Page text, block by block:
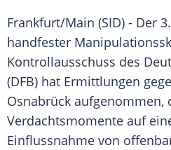
Frankfurt/Main (SID) - Der
handfester
Kontrollausschuss des
(DFB) hat Ermittlungen
Osnabrück aufgenommen,
Verdachtsmomente auf
Einflussnahme von